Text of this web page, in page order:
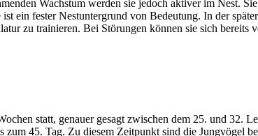
Wachstum werden sie jedoch aktiver im Nest.
ein fester Nestuntergrund von Bedeutung. In der
zu trainieren. Bei Störungen können sie sich bereits
statt, genauer gesagt zwischen dem 25. und 32.
45. Tag. Zu diesem Zeitpunkt sind die Jungvögel